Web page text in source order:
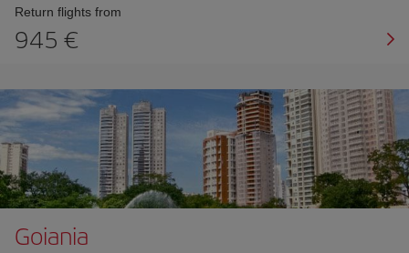
Return flights from
945
Goiania